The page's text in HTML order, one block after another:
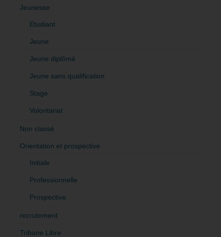
Jeunesse
Etudiant
Jeune
Jeune diplômé
Jeune sans qualification
Stage
Volontariat
Non classé
Orientation et prospective
Initiale
Professionnelle
Prospective
recrutement
Tribune Libre